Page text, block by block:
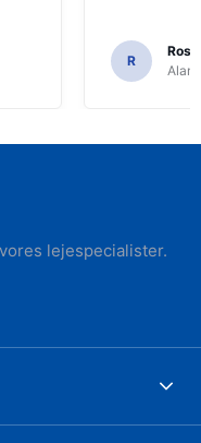
R
lejespecialister.